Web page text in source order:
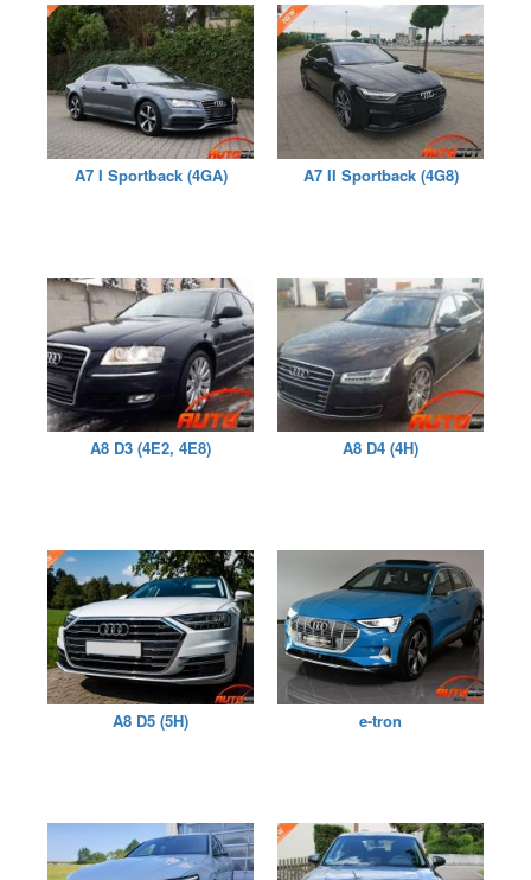
A7 I Sportback (4GA) A7 II Sportback (4G8)
A8 D3 (4E2, 4E8) A8 D4 (4H)
A8 D5 (5H) e-tron